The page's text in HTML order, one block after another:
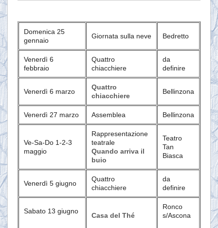
Ordinazioni
Domenica 25
gennaio
Giornata sulla neve Bedretto
Venerdì 6
febbraio
Quattro
chiacchiere
da
definire
Venerdì 6 marzo
Quattro
chiacchiere
Bellinzona
Venerdì 27 marzo Assemblea Bellinzona
Ve-Sa-Do 1-2-3
maggio
Rappresentazione
teatrale
Quando arriva il
buio
Teatro
Tan
Biasca
Venerdì 5 giugno
Quattro
chiacchiere
da
definire
Sabato 13 giugno
Casa del Thé
Ronco
s/Ascona